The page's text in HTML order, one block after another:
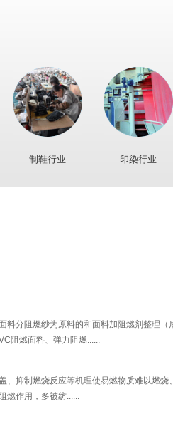
制鞋行业 印染行业
态的碰撞
构建各类纺织品阻燃性能的方式被基本确立。
形至织物成形......
阻燃的呢？
一种，无卤阻燃剂是以树脂和橡胶为基体的
料引燃或抑制火焰......
料分阻燃纱为原料的和面料加阻燃剂整理（后
阻燃面料、弹力阻燃......
、抑制燃烧反应等机理使易燃物质难以燃烧、
燃作用，多被纺......
材料的燃烧，但会释放毒害气体。因此无卤阻